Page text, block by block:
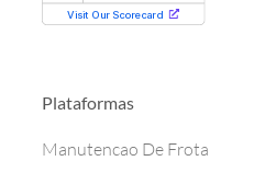
Plataformas
Manutencao De Frota